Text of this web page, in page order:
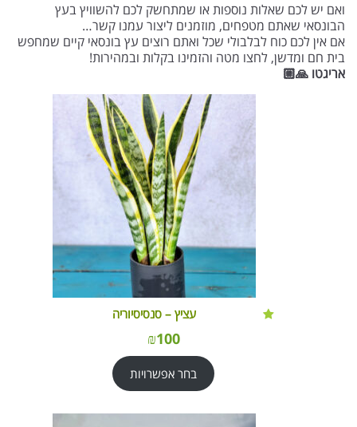
ואם יש לכם שאלות נוספות או שמתחשק לכם להשוויץ בעץ
הבונסאי שאתם מטפחים, מוזמנים ליצור עמנו קשר…
אם אין לכם כוח לבלבולי שכל ואתם רוצים עץ בונסאי קיים שמחפש
בית חם ומדשן, לחצו מטה והזמינו בקלות ובמהירות!
אריגטו 🙏🏼
עציץ – סנסיסיוריה
₪100
בחר אפשרויות